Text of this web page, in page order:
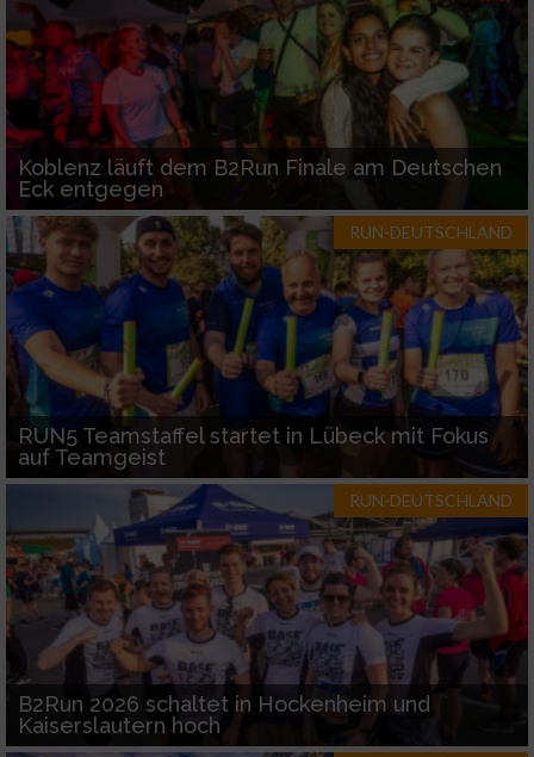
Koblenz läuft dem B2Run Finale am Deutschen
Eck entgegen
RUN-DEUTSCHLAND
RUN5 Teamstaffel startet in Lübeck mit Fokus
auf Teamgeist
RUN-DEUTSCHLAND
B2Run 2026 schaltet in Hockenheim und
Kaiserslautern hoch